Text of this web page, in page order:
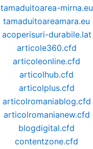
tamaduitoarea-mirna.eu
tamaduitoareamara.eu
acoperisuri-durabile.lat
articole360.cfd
articoleonline.cfd
articolhub.cfd
articolplus.cfd
articolromaniablog.cfd
articolromanianew.cfd
blogdigital.cfd
contentzone.cfd